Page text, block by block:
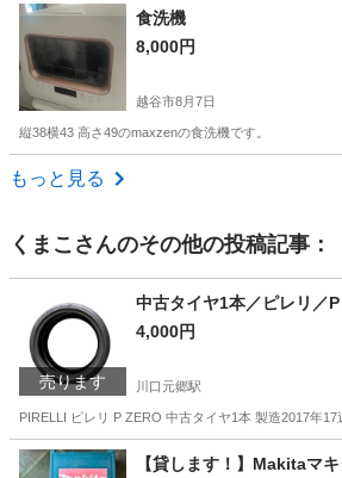
埼玉 日高市 武蔵高萩駅
食洗機
8,000円
越谷市8月7日
縦38横43 高さ49のmaxzenの食洗機です。
埼玉 越谷市
もっと見る
くまこ さんのその他の投稿記事：
売ります
中古タイヤ1本／ピレリ／
4,000円
川口元郷駅
PIRELLI ピレリ P ZERO 中古タイヤ1本 製造2017年
埼玉 川口市 川口元郷駅 タイヤ、ホイー
【貸します！】Makitaマ